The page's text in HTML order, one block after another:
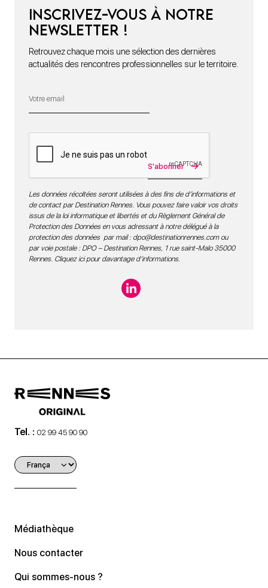
Inscrivez-vous à notre
newsletter !
Retrouvez chaque mois une sélection des dernières
actualités des rencontres professionnelles sur le territoire.
S'abonner
Les données récoltées seront utilisées à des fins de d’informations et
de contact par Destination Rennes. Vous pouvez faire valoir vos droits
issus de la loi informatique et libertés et du Règlement Général de
Protection des Données en vous adressant à notre délégué à la
protection des données par mail : dpo@destinationrennes.comou
par voie postale : DPO – Destination Rennes, 1 rue saint-Malo 35000
Rennes. Cliquez ici pour davantage d’informations.
Tel. : 02 99 45 90 90
Médiathèque
Nous contacter
Qui sommes-nous ?